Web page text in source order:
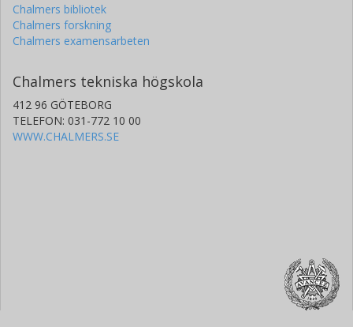
Chalmers bibliotek
Chalmers forskning
Chalmers examensarbeten
Chalmers tekniska högskola
412 96 GÖTEBORG
TELEFON: 031-772 10 00
WWW.CHALMERS.SE